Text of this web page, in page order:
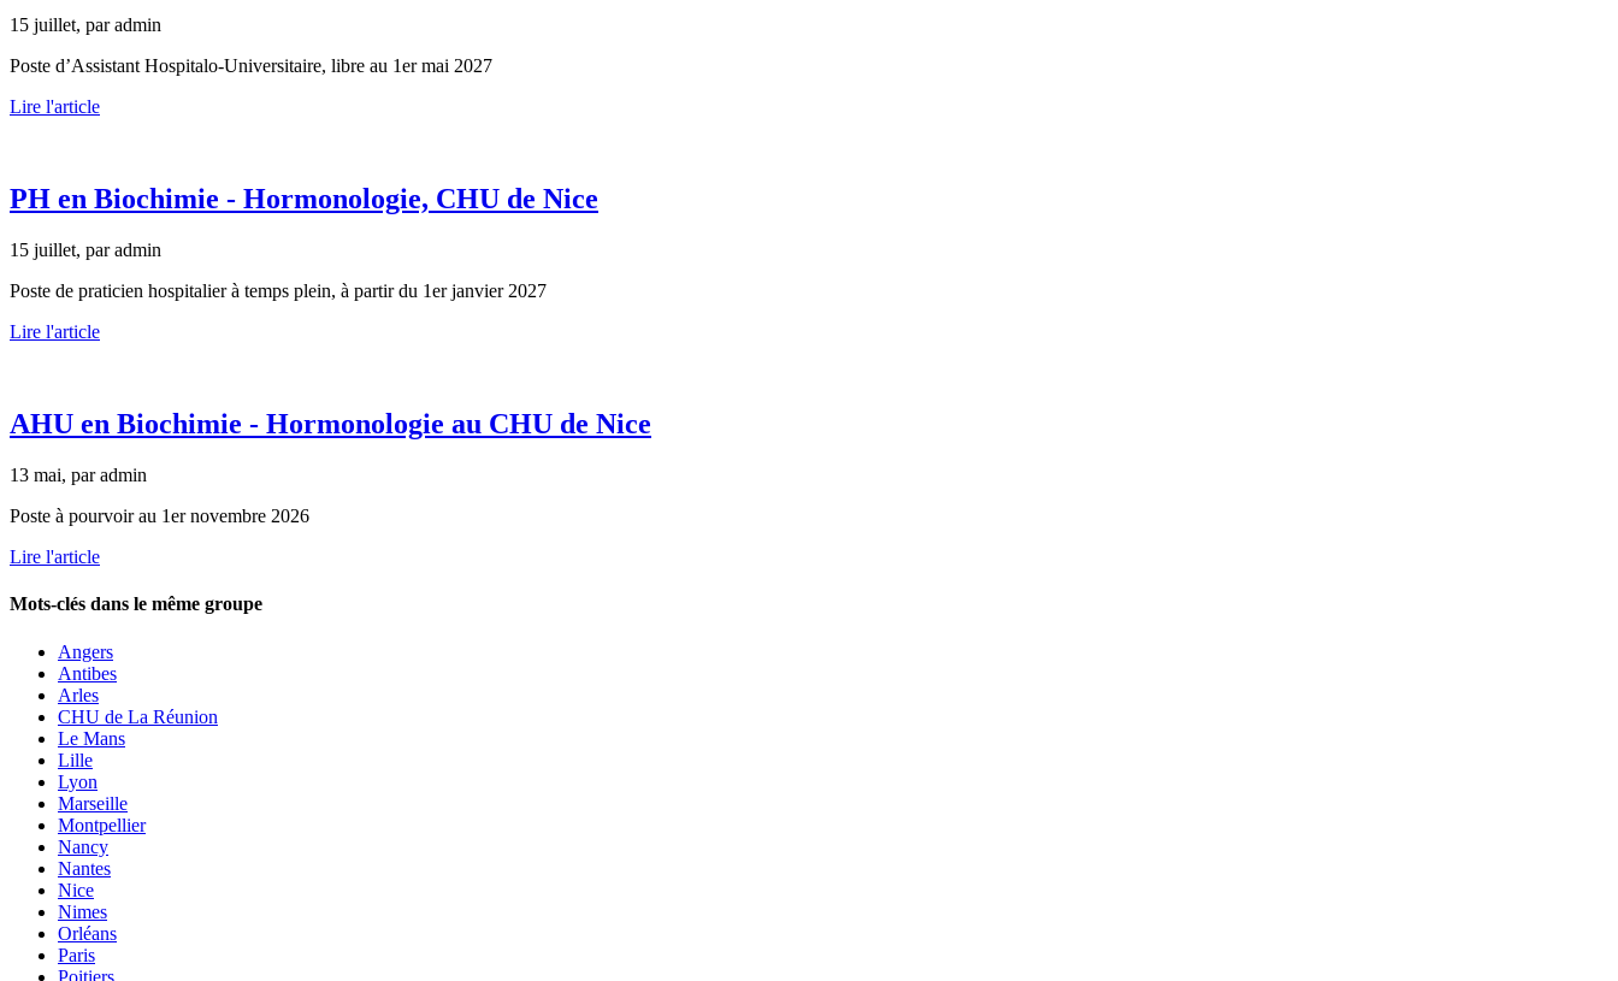
15 juillet, par admin
Poste d’Assistant Hospitalo-Universitaire, libre au 1er mai 2027
Lire l'article
PH en Biochimie - Hormonologie, CHU de Nice
15 juillet, par admin
Poste de praticien hospitalier à temps plein, à partir du 1er janvier 2027
Lire l'article
AHU en Biochimie - Hormonologie au CHU de Nice
13 mai, par admin
Poste à pourvoir au 1er novembre 2026
Lire l'article
Mots-clés dans le même groupe
Angers
Antibes
Arles
CHU de La Réunion
Le Mans
Lille
Lyon
Marseille
Montpellier
Nancy
Nantes
Nice
Nimes
Orléans
Paris
Poitiers